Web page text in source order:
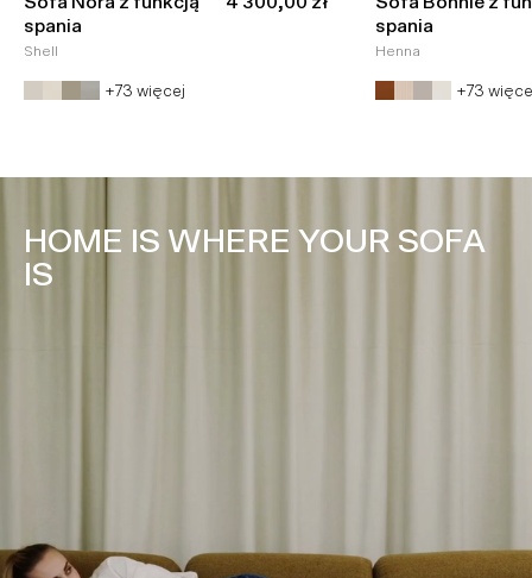
spania
Shell
+73 więcej
spania
Henna
+73
HOME IS WHERE YOUR SOFA
IS